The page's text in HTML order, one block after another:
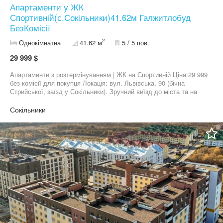
пінополістирол • Опалення — автономне (в будинку) • Висота
стелі — 2,7 м • Паркінг — підземний ЖК «Компаньйон» — смарт-
формат, де є місце всьому: і відпочинку, і роботі, і особистому
простору. Раціональне планування, оптимальна площа та гнучкі
умови — усе, що потрібно для вдалого старту. Телефонуйте —
менеджер проконсультує по цьому та іншим вільним
апартаментам!
Апартаменти у ЖК
Спортивній(с.Сокільники)41.62м Галжитлобуд
БезКомісії
Однокімнатна 41.62 м2 5 / 5 пов.
29 999 $
Апартаменти з розтермінуванням | ЖК на Спортивній Ціна:29 999
без комісії для покупця Локація: вул. Львівська, 90 (бічна
Стрийської, заїзд у Сокільники). Зручний виїзд до міста та на
Здача: 2026 рік. Стан від забудовника (Галжитлобуд): Чистова
радіатори та лічильники,Індивідуальне електричне
Перспективний район: Локація активно розвивається, поруч
тільки нові ЖК, що гарантує високу ліквідність. Телефонуйте
сьогодні покажу об'єкт та допоможу з оформленням!
Сокільники